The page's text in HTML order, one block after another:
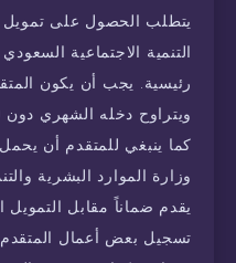
يتطلب الحصول على
التنمية الاجتماعية
رئيسية. يجب أن يكون
كما ينبغي للمتقدم أن
وزارة الموارد البشرية
يقدم ضماناً مقابل
تسجيل بعض أعمال المتقدم